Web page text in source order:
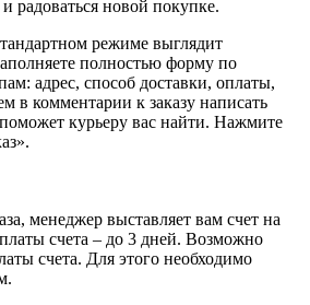
радоваться новой покупке.
режиме выглядит
полностью форму по
адрес, способ доставки, оплаты,
в комментарии к заказу написать
курьеру вас найти. Нажмите
менеджер выставляет вам счет на
счета – до 3 дней. Возможно
счета. Для этого необходимо